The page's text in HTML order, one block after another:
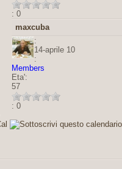
: 0
maxcuba
:
14-aprile 10
:
Members
Eta':
57
: 0